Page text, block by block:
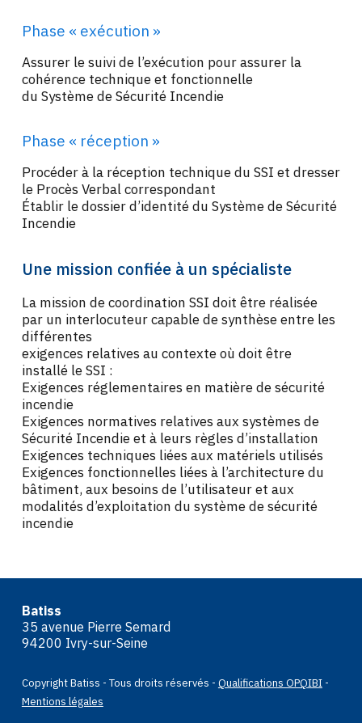
Phase « exécution »
Assurer le suivi de l’exécution pour assurer la
cohérence technique et fonctionnelle
du Système de Sécurité Incendie
Phase « réception »
Procéder à la réception technique du SSI et dresser
le Procès Verbal correspondant
Établir le dossier d’identité du Système de Sécurité
Incendie
Une mission confiée à un spécialiste
La mission de coordination SSI doit être réalisée
par un interlocuteur capable de synthèse entre les
différentes
exigences relatives au contexte où doit être
installé le SSI :
Exigences réglementaires en matière de sécurité
incendie
Exigences normatives relatives aux systèmes de
Sécurité Incendie et à leurs règles d’installation
Exigences techniques liées aux matériels utilisés
Exigences fonctionnelles liées à l’architecture du
bâtiment, aux besoins de l’utilisateur et aux
modalités d’exploitation du système de sécurité
incendie
Batiss
35 avenue Pierre Semard
94200 Ivry-sur-Seine
Copyright Batiss - Tous droits réservés - Qualifications OPQIBI-
Mentions légales